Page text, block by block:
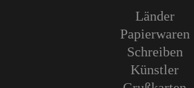
Länder
Papierwaren
Schreiben
Künstler